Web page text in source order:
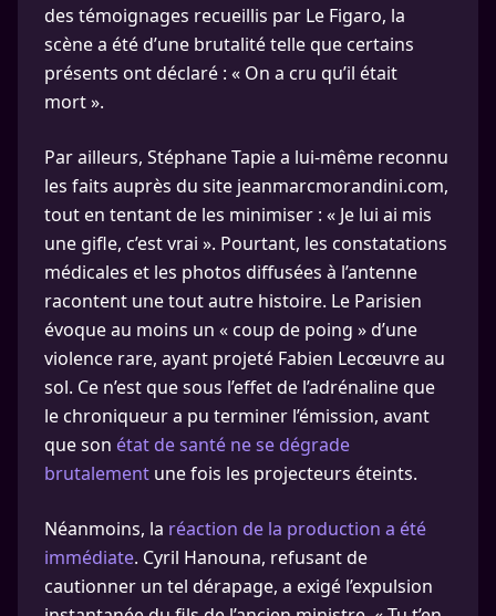
des témoignages recueillis par Le Figaro, la
scène a été d’une brutalité telle que certains
présents ont déclaré : « On a cru qu’il était
mort ».
Par ailleurs, Stéphane Tapie a lui-même reconnu
les faits auprès du site jeanmarcmorandini.com,
tout en tentant de les minimiser : « Je lui ai mis
une gifle, c’est vrai ». Pourtant, les constatations
médicales et les photos diffusées à l’antenne
racontent une tout autre histoire. Le Parisien
évoque au moins un « coup de poing » d’une
violence rare, ayant projeté Fabien Lecœuvre au
sol. Ce n’est que sous l’effet de l’adrénaline que
le chroniqueur a pu terminer l’émission, avant
que son état de santé ne se dégrade
brutalement une fois les projecteurs éteints.
Néanmoins, la réaction de la production a été
immédiate. Cyril Hanouna, refusant de
cautionner un tel dérapage, a exigé l’expulsion